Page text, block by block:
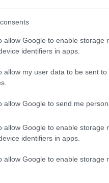
allow Google to enable storage
identifiers in apps.
allow my user data to be sent
allow Google to send me
allow Google to enable storage
identifiers in apps.
allow Google to enable storage
a homoszexuálisok
körében.
és megerősítették, hogy
a gazdasági erejét,
legalább 37
börtönnel és